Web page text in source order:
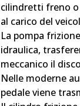
cilindretti freno o
al carico del
La pompa
idraulica,
meccanico il
Nelle moderne
pedale viene